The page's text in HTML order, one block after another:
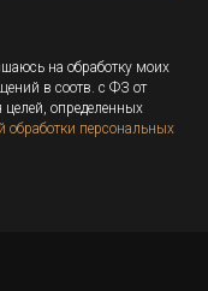
на обработку моих
в соотв. с ФЗ от
определенных
обработки персональных